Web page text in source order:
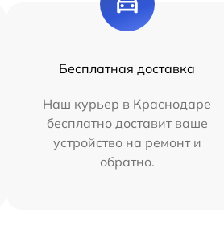
Бесплатная доставка
Наш курьер в Краснодаре
бесплатно доставит ваше
устройство на ремонт и
обратно.